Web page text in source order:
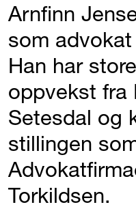
Arnfinn
som
Han har
oppvekst fra
Setesdal og
stillingen
Torkildsen.